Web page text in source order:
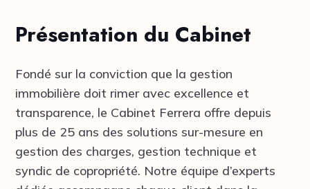
Présentation du Cabinet
Fondé sur la conviction que la gestion
immobilière doit rimer avec excellence et
transparence, le Cabinet Ferrera offre depuis
plus de 25 ans des solutions sur-mesure en
gestion des charges, gestion technique et
syndic de copropriété. Notre équipe d’experts